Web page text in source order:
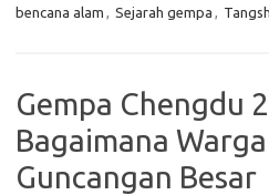
bencana alam , Sejarah gempa ,
Gempa Chengdu
Bagaimana
Guncangan Besar